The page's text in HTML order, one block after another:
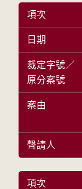
項次
日期
裁定字號／
原分案號
案由
聲請人
項次